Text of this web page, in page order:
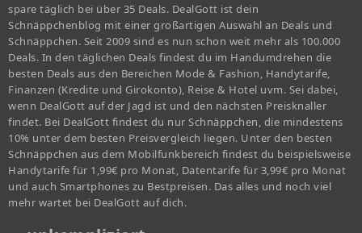
spare täglich bei über 35 Deals. DealGott ist dein
Schnäppchenblog mit einer großartigen Auswahl an Deals und
Schnäppchen. Seit 2009 sind es nun schon weit mehr als 100.000
Deals. In den täglichen Deals findest du im Handumdrehen die
besten Deals aus den Bereichen Mode & Fashion, Handytarife,
Finanzen (Kredite und Girokonto), Reise & Hotel uvm. Sei dabei,
wenn DealGott auf der Jagd ist und den nächsten Preisknaller
findet. Bei DealGott findest du nur Schnäppchen, die mindestens
10% unter dem besten Preisvergleich liegen. Unter den besten
Schnäppchen aus dem Mobilfunkbereich findest du beispielsweise
Handytarife für 1,99€ pro Monat, Datentarife für 3,99€ pro Monat
und auch Smartphones zu Bestpreisen. Das alles und noch viel
mehr wartet bei DealGott auf dich.